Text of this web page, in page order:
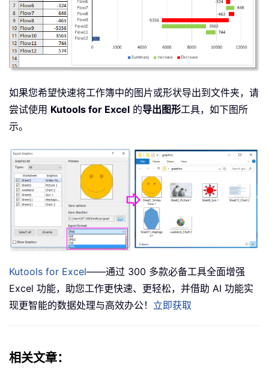
如果您希望快速将工作簿中的图片或形状导出到文件夹，请
尝试使用 Kutools for Excel 的导出图形工具，如下图所
示。
Kutools for Excel——通过 300 多款必备工具全面增强
Excel 功能，助您工作更快速、更轻松，并借助 AI 功能实
现更智能的数据处理与高效办公！ 立即获取
相关文章：